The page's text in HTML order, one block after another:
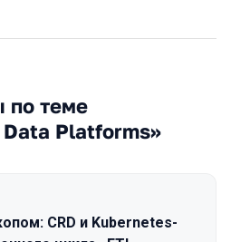
по теме
Platforms»
CRD и Kubernetes-